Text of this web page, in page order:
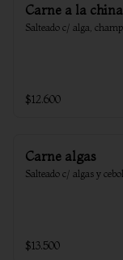
Carne a la china
Salteado c/ alga,
$12.600
Carne algas
Salteado c/ algas y
$13.500